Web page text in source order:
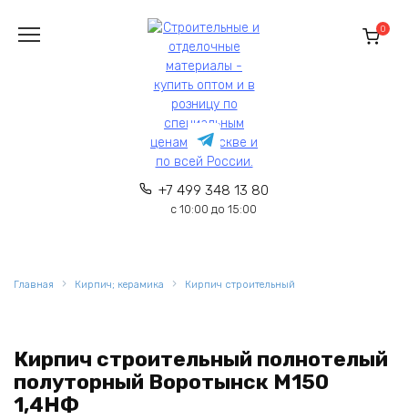
содержанию
+7 499 348 13 80
с 10:00 до 15:00
0
Главная Кирпич; керамика Кирпич строительный
Кирпич строительный полнотелый
полуторный Воротынск М150
1,4НФ